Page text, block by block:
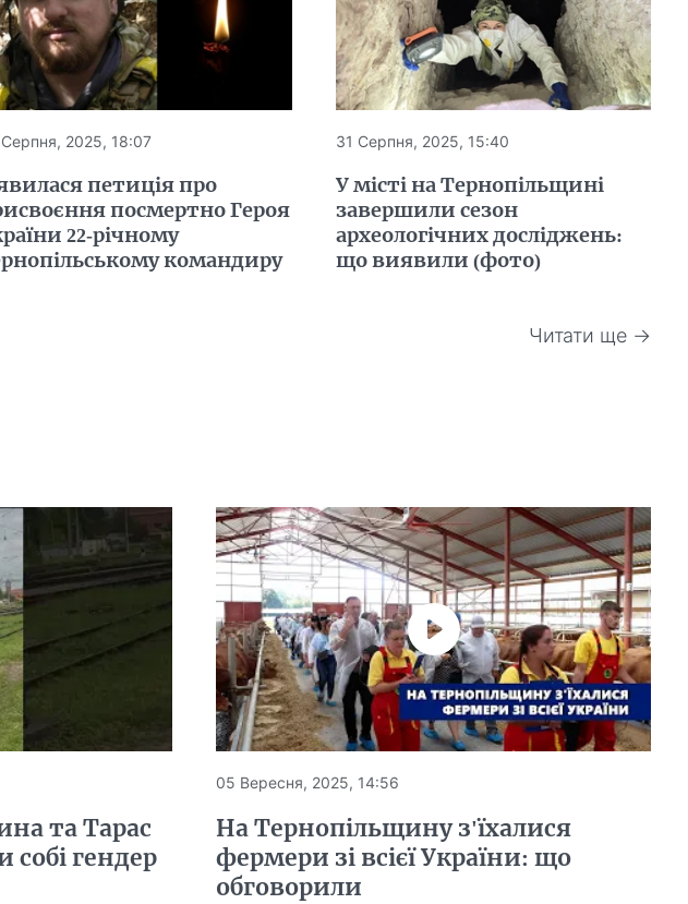
2025, 18:07
петиція про
посмертно Героя
22-річному
командиру
31 Серпня, 2025, 15:40
У місті на Тернопільщині
завершили сезон
археологічних досліджень:
що виявили (фото)
Читати ще →
та Тарас
гендер
05 Вересня, 2025, 14:56
На Тернопільщину з'їхалися
фермери зі всієї України: що
обговорили